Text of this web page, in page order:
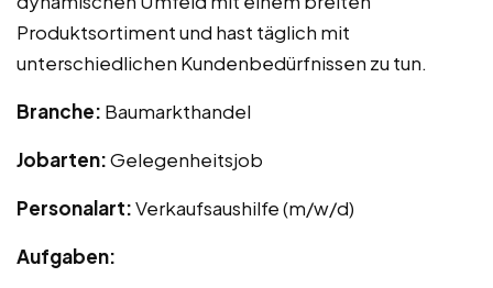
Produktsortiment und hast täglich mit
unterschiedlichen Kundenbedürfnissen zu tun.
Branche: Baumarkthandel
Jobarten:Gelegenheitsjob
Personalart:Verkaufsaushilfe (m/w/d)
Aufgaben: